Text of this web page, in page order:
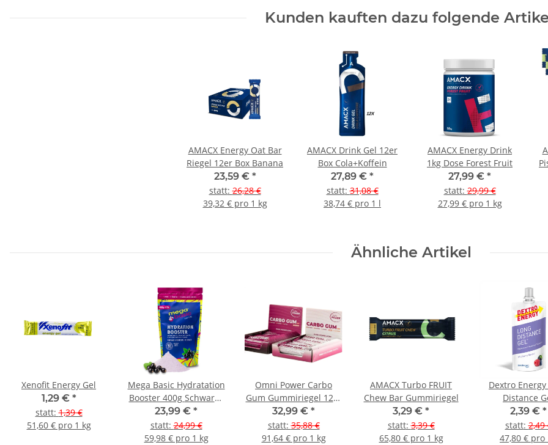
Kunden kauften dazu folgende
AMACX Energy Oat Bar
Riegel 12er Box Banana
23,59 € *
statt:26,28 €
39,32 € pro 1 kg
AMACX Drink Gel 12er
Box Cola+Koffein
27,89 € *
statt:31,08 €
38,74 € pro 1 l
AMACX Energy Drink
1kg Dose Forest Fruit
27,99 € *
statt:29,99 €
27,99 € pro 1 kg
Ähnliche Artikel
Xenofit Energy Gel
1,29 € *
statt:1,39 €
51,60 € pro 1 kg
Mega Basic Hydratation
Booster 400g Schwarze
Johannisbeere
23,99 € *
statt:24,99 €
59,98 € pro 1 kg
Omni Power Carbo
Gum Gummiriegel 12er
Box
32,99 € *
statt:35,88 €
91,64 € pro 1 kg
AMACX Turbo FRUIT
Chew Bar Gummiriegel
3,29 € *
statt:3,39 €
65,80 € pro 1 kg
Dextro
Distance
2,39 € *
statt:2,49
47,80 € pro